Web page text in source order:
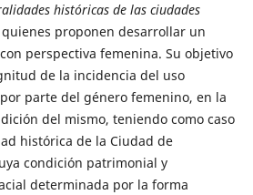
históricas de las ciudades
quienes proponen desarrollar un
perspectiva femenina. Su objetivo
de la incidencia del uso
parte del género femenino, en la
del mismo, teniendo como caso
histórica de la Ciudad de
condición patrimonial y
determinada por la forma